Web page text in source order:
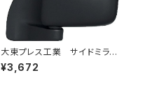
大東プレス工業 サイドミラー/
バックミラーダイハツ ハイゼッ
トカーゴ 左 06年～ DI-64
¥3,672